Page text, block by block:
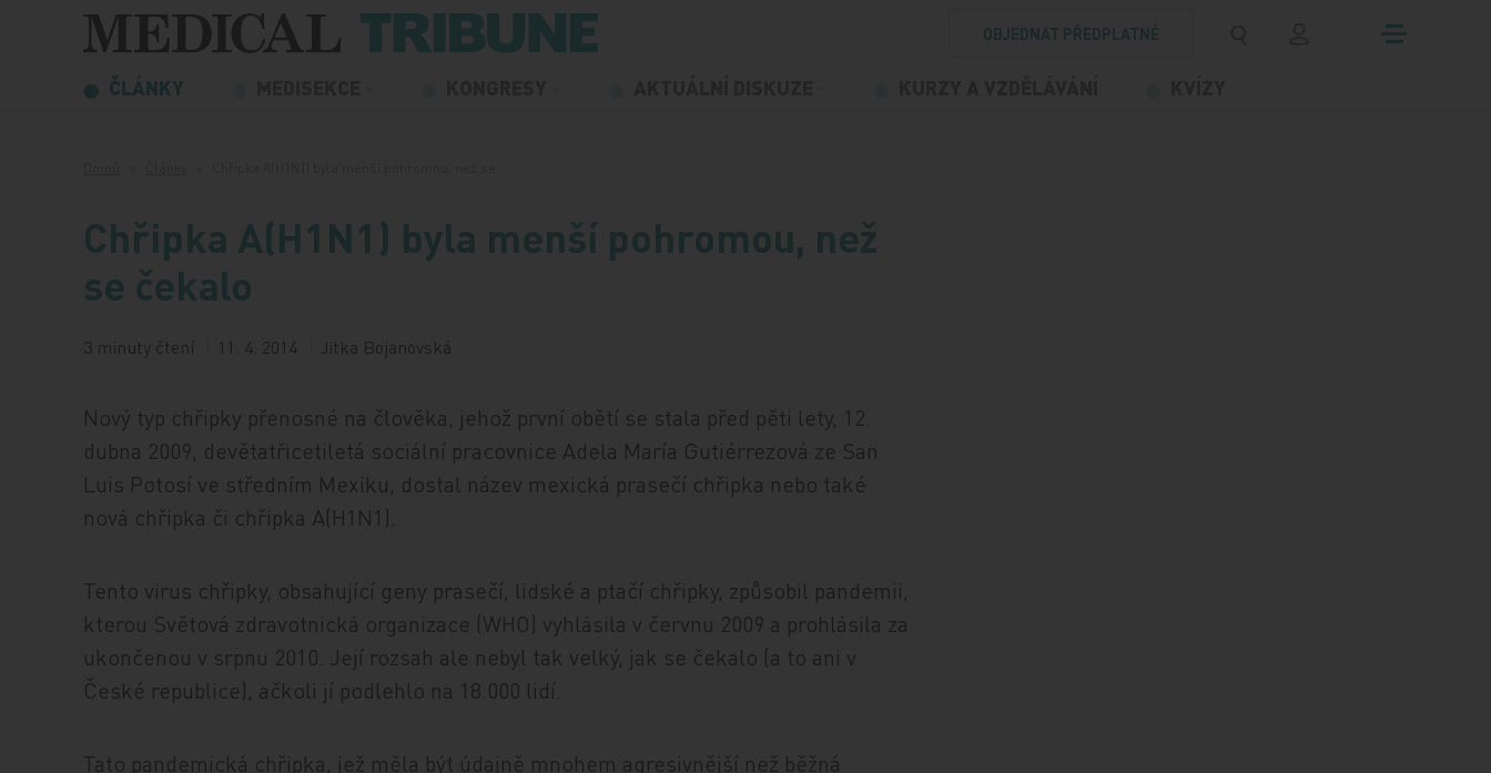
Přeskočit na obsah
OBJEDNAT PŘEDPLATNÉ
ČLÁNKY
Chřipka A(H1N1) byla menší pohromou, než
se čekalo
3 minuty čtení 11. 4. 2014 Jitka Bojanovská
Nový typ chřipky přenosné na člověka, jehož první obětí se stala před pěti lety, 12.
dubna 2009, devětatřicetiletá sociální pracovnice Adela María Gutiérrezová ze San
Luis Potosí ve středním Mexiku, dostal název mexická prasečí chřipka nebo také
nová chřipka či chřipka A(H1N1).
Tento virus chřipky, obsahující geny prasečí, lidské a ptačí chřipky, způsobil pandemii,
kterou Světová zdravotnická organizace (WHO) vyhlásila v červnu 2009 a prohlásila za
ukončenou v srpnu 2010. Její rozsah ale nebyl tak velký, jak se čekalo (a to ani v
České republice), ačkoli jí podlehlo na 18.000 lidí.
Tato pandemická chřipka, jež měla být údajně mnohem agresivnější než běžná